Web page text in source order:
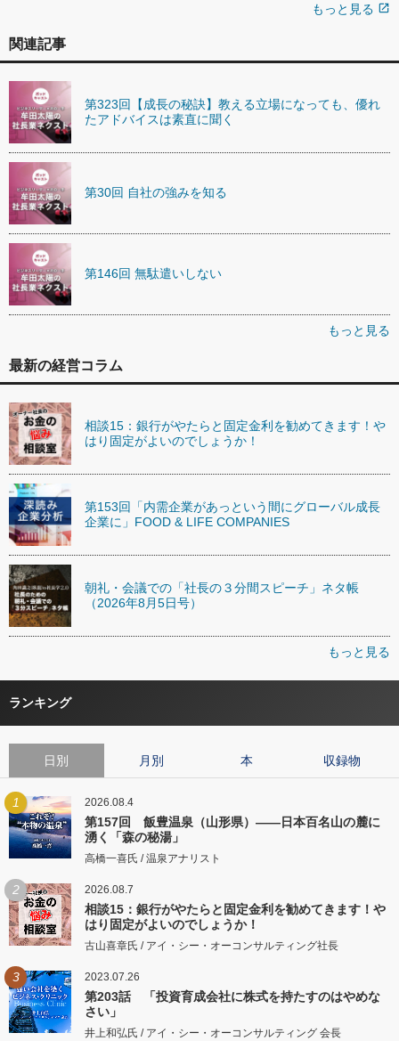
もっと見る open_in_new
関連記事
第323回【成長の秘訣】教える立場になっても、優れ
たアドバイスは素直に聞く
第30回 自社の強みを知る
第146回 無駄遣いしない
もっと見る
最新の経営コラム
相談15：銀行がやたらと固定金利を勧めてきます！や
はり固定がよいのでしょうか！
第153回「内需企業があっという間にグローバル成長
企業に」FOOD & LIFE COMPANIES
朝礼・会議での「社長の３分間スピーチ」ネタ帳
（2026年8月5日号）
もっと見る
ランキング
日別 月別 本 収録物
1 2026.08.4
第157回 飯豊温泉（山形県）――日本百名山の麓に
湧く「森の秘湯」
高橋一喜氏 / 温泉アナリスト
2 2026.08.7
相談15：銀行がやたらと固定金利を勧めてきます！や
はり固定がよいのでしょうか！
古山喜章氏 / アイ・シー・オーコンサルティング社長
3 2023.07.26
第203話 「投資育成会社に株式を持たすのはやめな
さい」
井上和弘氏 / アイ・シー・オーコンサルティング 会長